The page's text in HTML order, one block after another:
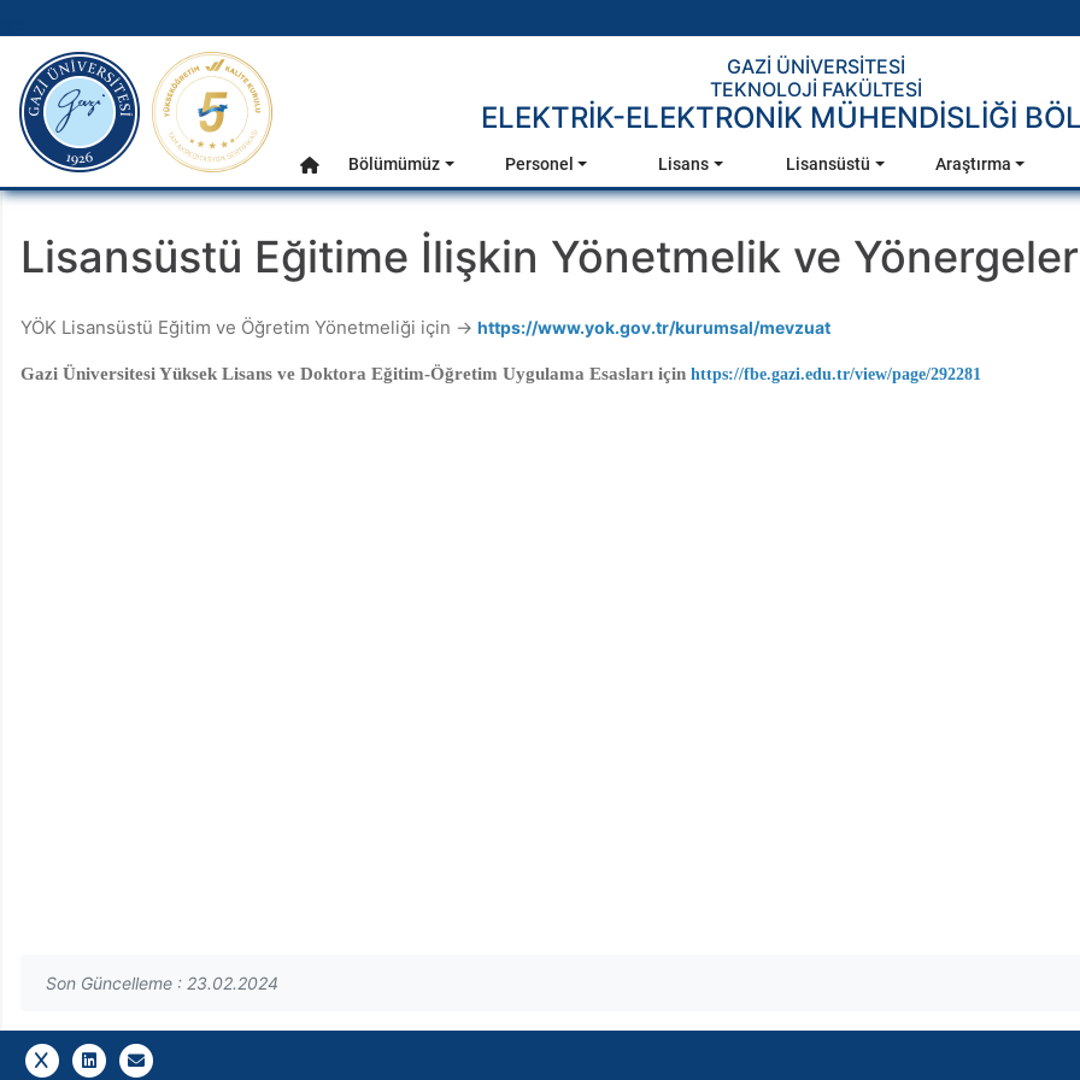
Ana Menü
gazi.edu.tr
GAZİ ÜNİVERSİTESİ
TEKNOLOJİ FAKÜLTESİ
ELEKTRİK-ELEKTRONİK MÜHENDİSLİĞİ
Anasayfa
Bölümümüz Personel Lisans Lisansüstü Araştırma
Lisansüstü Eğitime İlişkin Yönetmelik ve Yönergeler
YÖK Lisansüstü Eğitim ve Öğretim Yönetmeliği için → https://www.yok.gov.tr/kurumsal/mevzuat
Gazi Üniversitesi Yüksek Lisans ve Doktora Eğitim-Öğretim Uygulama Esasları için https://fbe.gazi.edu.tr/view/page/292281
Son Güncelleme : 23.02.2024
Bizi Twitter da takip edin!
Gazi E-Mail